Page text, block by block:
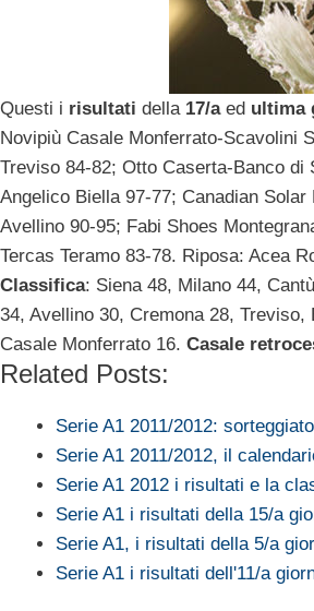
Questi i risultati della 17/aed ultima
Novipiù Casale Monferrato-Scavolini
Treviso 84-82; Otto Caserta-Banco di
Angelico Biella 97-77; Canadian
Avellino 90-95; Fabi Shoes
Tercas Teramo 83-78. Riposa: Acea
Classifica: Siena 48, Milano 44,
34, Avellino 30, Cremona 28,
Casale Monferrato 16. Casale
Related Posts:
Serie A1 2011/2012:
Serie A1 2011/2012, il
Serie A1 2012 i risultati e la
Serie A1 i risultati della 15/a
Serie A1, i risultati della 5/a
Serie A1 i risultati dell'11/a